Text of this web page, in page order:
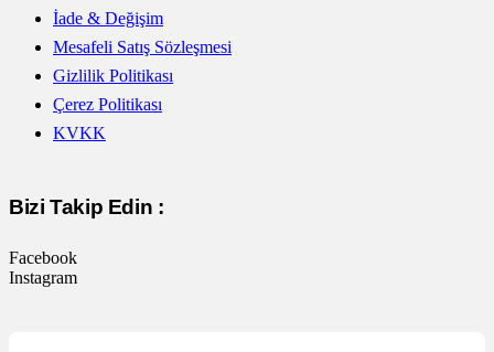
İade & Değişim
Mesafeli Satış Sözleşmesi
Gizlilik Politikası
Çerez Politikası
KVKK
Bizi Takip Edin :
Facebook
Instagram